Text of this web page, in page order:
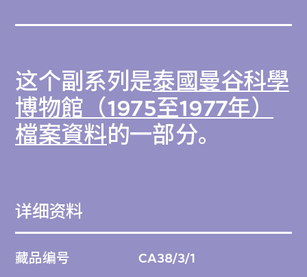
这个副系列是泰國曼谷科學
博物館（1975至1977年）
檔案資料的一部分。
详细资料
藏品编号 CA38/3/1